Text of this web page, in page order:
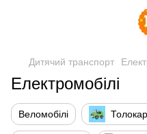
Дитячий транспорт
Електромобілі
Веломобілі